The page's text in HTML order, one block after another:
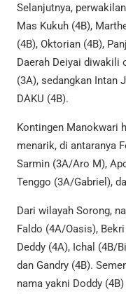
Selanjutnya,
Mas Kukuh (4B),
(4B), Oktorian (4B),
Daerah Deiyai diwakili
(3A), sedangkan Intan
DAKU (4B).
Kontingen Manokwari
menarik, di antaranya
Sarmin (3A/Aro M),
Tenggo (3A/Gabriel),
Dari wilayah Sorong,
Faldo (4A/Oasis),
Deddy (4A), Ichal (4B/
dan Gandry (4B).
nama yakni Doddy